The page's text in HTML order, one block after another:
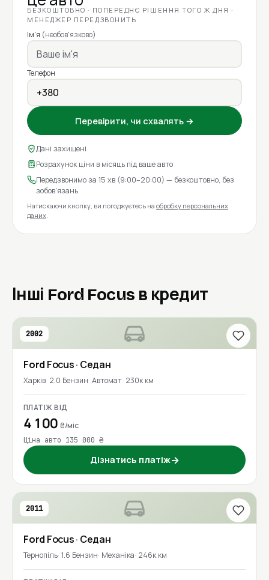
БЕЗКОШТОВНО · ПОПЕРЕДНЄ РІШЕННЯ ТОГО Ж ДНЯ ·
МЕНЕДЖЕР ПЕРЕДЗВОНИТЬ
Ім'я (необов'язково)
Телефон
Перевірити, чи схвалять →
Дані захищені
Розрахунок ціни в місяць під ваше авто
Передзвонимо за 15 хв (9:00–20:00) — безкоштовно, без
зобов'язань
Натискаючи кнопку, ви погоджуєтесь на обробку персональних
даних.
Інші Ford Focus в кредит
2002
Ford Focus· Седан
Харків 2.0 Бензин Автомат 230к км
ПЛАТІЖ ВІД
4 100₴/міс
Ціна авто 135 000 ₴
Дізнатись платіж→
2011
Ford Focus· Седан
Тернопіль 1.6 Бензин Механіка 246к км